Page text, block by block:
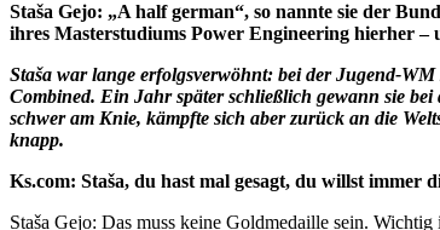
Staša Gejo: „A half german“, so nannte sie der
ihres Masterstudiums Power Engineering hierher –
Staša war lange erfolgsverwöhnt: bei der Jugend-
Combined. Ein Jahr später schließlich gewann sie
schwer am Knie, kämpfte sich aber zurück an die
knapp.
Ks.com: Staša, du hast mal gesagt, du willst immer
Staša Gejo: Das muss keine Goldmedaille sein.